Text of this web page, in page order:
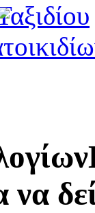
να